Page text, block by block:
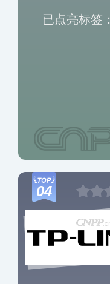
已点亮标签：
04